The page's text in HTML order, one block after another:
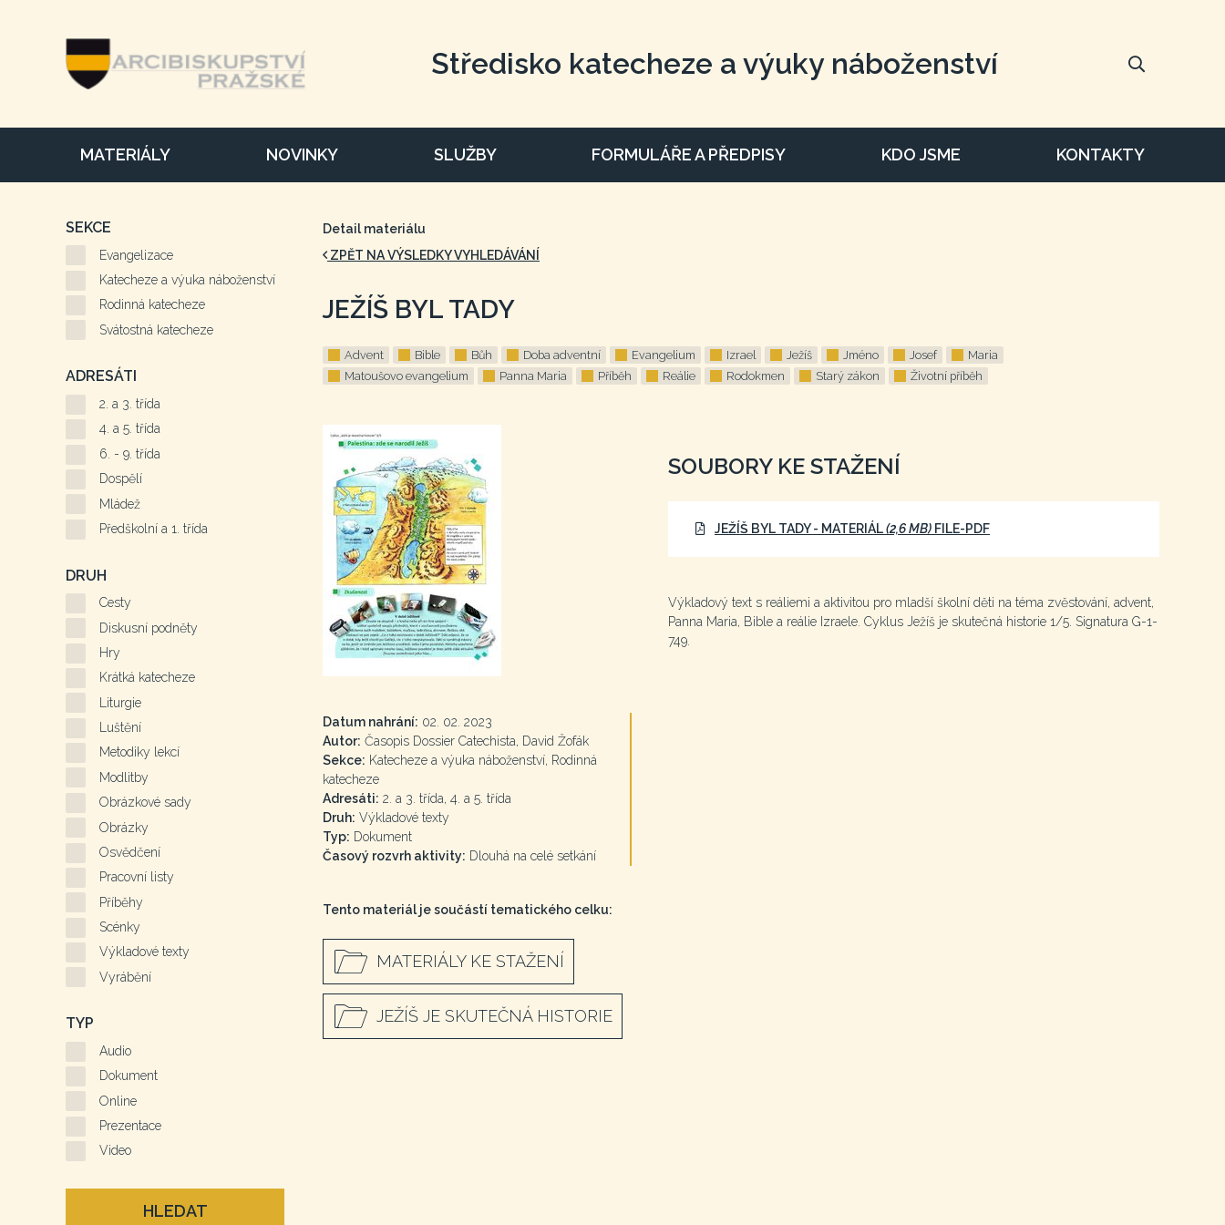
Středisko katecheze a výuky náboženství
MATERIÁLY NOVINKY SLUŽBY FORMULÁŘE A PŘEDPISY KDO JSME KONTAKTY
Detail materiálu
ZPĚT NA VÝSLEDKY VYHLEDÁVÁNÍ
JEŽÍŠ BYL TADY
Advent Bible Bůh Doba adventní Evangelium Izrael Ježíš Jméno Josef
Maria
Matoušovo evangelium
Panna Maria Příběh Reálie Rodokmen Starý zákon Životní příběh
Datum nahrání: 02. 02. 2023
Autor: Časopis Dossier Catechista, David Žofák
Sekce: Katecheze a výuka náboženství, Rodinná
katecheze
Adresáti: 2. a 3. třída, 4. a 5. třída
Druh: Výkladové texty
Typ: Dokument
Časový rozvrh aktivity: Dlouhá na celé setkání
Tento materiál je součástí tematického celku:
MATERIÁLY KE STAŽENÍ
JEŽÍŠ JE SKUTEČNÁ HISTORIE
SOUBORY KE STAŽENÍ
JEŽÍŠ BYL TADY - MATERIÁL(2,6 MB) FILE-PDF
Výkladový text s reáliemi a aktivitou pro mladší školní děti na téma zvěstování, advent,
Panna Maria, Bible a reálie Izraele. Cyklus Ježíš je skutečná historie 1/5. Signatura G-1-
749.
SEKCE
Evangelizace
Katecheze a výuka náboženství
Rodinná katecheze
Svátostná katecheze
ADRESÁTI
2. a 3. třída
4. a 5. třída
6. - 9. třída
Dospělí
Mládež
Předškolní a 1. třída
DRUH
Cesty
Diskusní podněty
Hry
Krátká katecheze
Liturgie
Luštění
Metodiky lekcí
Modlitby
Obrázkové sady
Obrázky
Osvědčení
Pracovní listy
Příběhy
Scénky
Výkladové texty
Vyrábění
TYP
Audio
Dokument
Online
Prezentace
Video
HLEDAT